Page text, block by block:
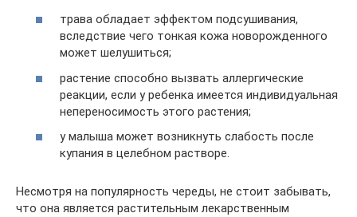
трава обладает эффектом подсушивания,
вследствие чего тонкая кожа новорожденного
может шелушиться;
растение способно вызвать аллергические
реакции, если у ребенка имеется индивидуальная
непереносимость этого растения;
у малыша может возникнуть слабость после
купания в целебном растворе.
Несмотря на популярность череды, не стоит забывать,
что она является растительным лекарственным